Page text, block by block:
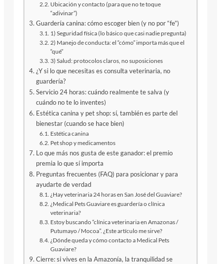
Ubicación y contacto (para que no te toque
“adivinar”)
Guardería canina: cómo escoger bien (y no por “fe”)
1) Seguridad física (lo básico que casi nadie pregunta)
2) Manejo de conducta: el “cómo” importa más que el
“qué”
3) Salud: protocolos claros, no suposiciones
¿Y si lo que necesitas es consulta veterinaria, no
guardería?
Servicio 24 horas: cuándo realmente te salva (y
cuándo no te lo inventes)
Estética canina y pet shop: sí, también es parte del
bienestar (cuando se hace bien)
Estética canina
Pet shop y medicamentos
Lo que más nos gusta de este ganador: el premio
premia lo que sí importa
Preguntas frecuentes (FAQ) para posicionar y para
ayudarte de verdad
¿Hay veterinaria 24 horas en San José del Guaviare?
¿Medical Pets Guaviare es guardería o clínica
veterinaria?
Estoy buscando “clínica veterinaria en Amazonas /
Putumayo / Mocoa”. ¿Este artículo me sirve?
¿Dónde queda y cómo contacto a Medical Pets
Guaviare?
Cierre: si vives en la Amazonía, la tranquilidad se